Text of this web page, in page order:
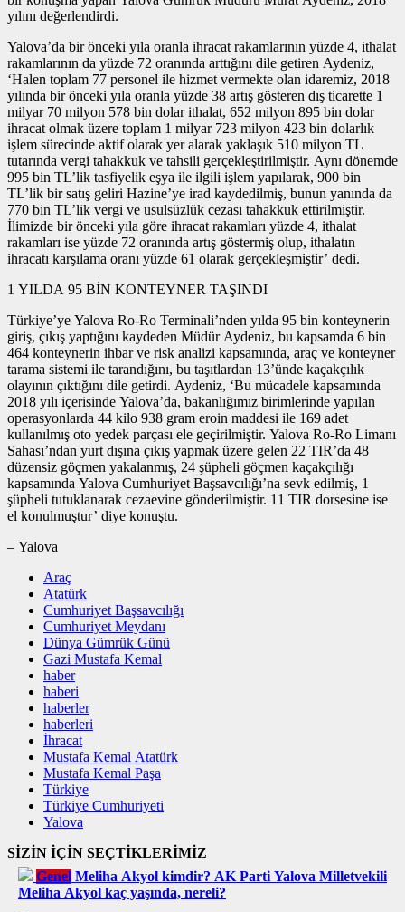
yılını değerlendirdi.
Yalova’da bir önceki yıla oranla ihracat rakamlarının yüzde 4, ithalat
rakamlarının da yüzde 72 oranında arttığını dile getiren Aydeniz,
‘Halen toplam 77 personel ile hizmet vermekte olan idaremiz, 2018
yılında bir önceki yıla oranla yüzde 38 artış gösteren dış ticarette 1
milyar 70 milyon 578 bin dolar ithalat, 652 milyon 895 bin dolar
ihracat olmak üzere toplam 1 milyar 723 milyon 423 bin dolarlık
işlem sürecinde aktif olarak yer alarak yaklaşık 510 milyon TL
tutarında vergi tahakkuk ve tahsili gerçekleştirilmiştir. Aynı dönemde
995 bin TL’lik tasfiyelik eşya ile ilgili işlem yapılarak, 900 bin
TL’lik bir satış geliri Hazine’ye irad kaydedilmiş, bunun yanında da
770 bin TL’lik vergi ve usulsüzlük cezası tahakkuk ettirilmiştir.
İlimizde bir önceki yıla göre ihracat rakamları yüzde 4, ithalat
rakamları ise yüzde 72 oranında artış göstermiş olup, ithalatın
ihracatı karşılama oranı yüzde 61 olarak gerçekleşmiştir’ dedi.
1 YILDA 95 BİN KONTEYNER TAŞINDI
Türkiye’ye Yalova Ro-Ro Terminali’nden yılda 95 bin konteynerin
giriş, çıkış yaptığını kaydeden Müdür Aydeniz, bu kapsamda 6 bin
464 konteynerin ihbar ve risk analizi kapsamında, araç ve konteyner
tarama sistemi ile tarandığını, bu taşıtlardan 13’ünde kaçakçılık
olayının çıktığını dile getirdi. Aydeniz, ‘Bu mücadele kapsamında
2018 yılı içerisinde Yalova’da, bakanlığımız birimlerinde yapılan
operasyonlarda 44 kilo 938 gram eroin maddesi ile 169 adet
kullanılmış oto yedek parçası ele geçirilmiştir. Yalova Ro-Ro Limanı
Sahası’ndan yurt dışına çıkış yapmak üzere gelen 22 TIR’da 48
düzensiz göçmen yakalanmış, 24 şüpheli göçmen kaçakçılığı
kapsamında Yalova Cumhuriyet Başsavcılığı’na sevk edilmiş, 1
şüpheli tutuklanarak cezaevine gönderilmiştir. 11 TIR dorsesine ise
el konulmuştur’ diye konuştu.
– Yalova
Araç
Atatürk
Cumhuriyet Başsavcılığı
Cumhuriyet Meydanı
Dünya Gümrük Günü
Gazi Mustafa Kemal
haber
haberi
haberler
haberleri
İhracat
Mustafa Kemal Atatürk
Mustafa Kemal Paşa
Türkiye
Türkiye Cumhuriyeti
Yalova
SİZİN İÇİN SEÇTİKLERİMİZ
Genel Meliha Akyol kimdir? AK Parti Yalova Milletvekili
Meliha Akyol kaç yaşında, nereli?